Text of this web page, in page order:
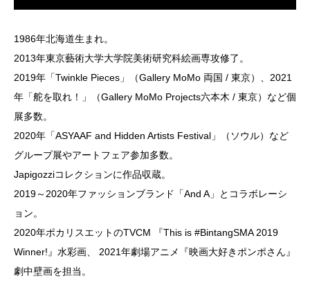
1986年北海道生まれ。
2013年東京藝術大学大学院美術研究科絵画専攻修了。
2019年「Twinkle Pieces」（Gallery MoMo 両国 / 東京）、2021
年「舵を取れ！」（Gallery MoMo Projects六本木 / 東京）など個
展多数。
2020年「ASYAAF and Hidden Artists Festival」（ソウル）など
グループ展やアートフェア参加多数。
Japigozziコレクションに作品収蔵。
2019～2020年ファッションブランド「And A」とコラボレーシ
ョン。
2020年ポカリスエットのTVCM 『This is #BintangSMA 2019
Winner!』水彩画、 2021年劇場アニメ『映画大好きポンポさん』
劇中壁画を担当。